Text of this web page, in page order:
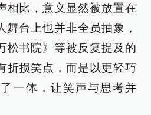
相比，意义显然被放置在
舞台上也并非全员抽象，
松书院》等被反复提及的
折损笑点，而是以更轻巧
一体，让笑声与思考并